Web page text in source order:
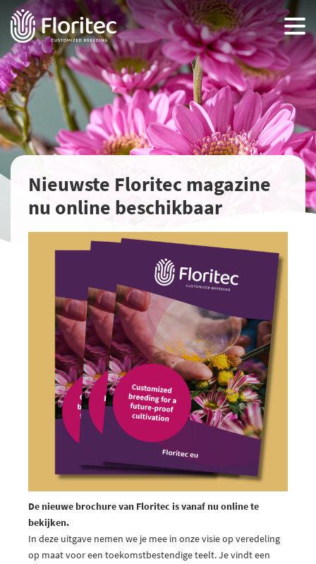
Nieuwste Floritec magazine
nu online beschikbaar
De nieuwe brochure van Floritec is vanaf nu online te
bekijken.
In deze uitgave nemen we je mee in onze visie op veredeling
op maat voor een toekomstbestendige teelt. Je vindt een